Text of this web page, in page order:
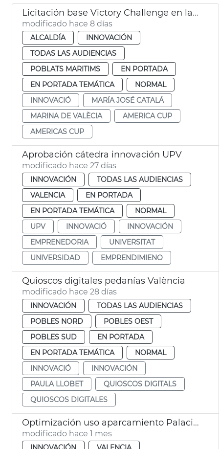
Licitación base Victory Challenge en la Marina de València
modificado hace 8 días
ALCALDÍA
INNOVACIÓN
TODAS LAS AUDIENCIAS
POBLATS MARITIMS
EN PORTADA
EN PORTADA TEMÁTICA
NORMAL
INNOVACIÓ
MARÍA JOSÉ CATALÁ
MARINA DE VALÈCIA
AMERICA CUP
AMERICAS CUP
Aprobación cátedra innovación UPV
modificado hace 27 días
INNOVACIÓN
TODAS LAS AUDIENCIAS
VALENCIA
EN PORTADA
EN PORTADA TEMÁTICA
NORMAL
UPV
INNOVACIÓ
INNOVACIÓN
EMPRENEDORIA
UNIVERSITAT
UNIVERSIDAD
EMPRENDIMIENO
Quioscos digitales pedanías València
modificado hace 28 días
INNOVACIÓN
TODAS LAS AUDIENCIAS
POBLES NORD
POBLES OEST
POBLES SUD
EN PORTADA
EN PORTADA TEMÁTICA
NORMAL
INNOVACIÓ
INNOVACIÓN
PAULA LLOBET
QUIOSCOS DIGITALS
QUIOSCOS DIGITALES
Optimización uso aparcamiento Palacio de Congresos por el Sandbox Urbà
modificado hace 1 mes